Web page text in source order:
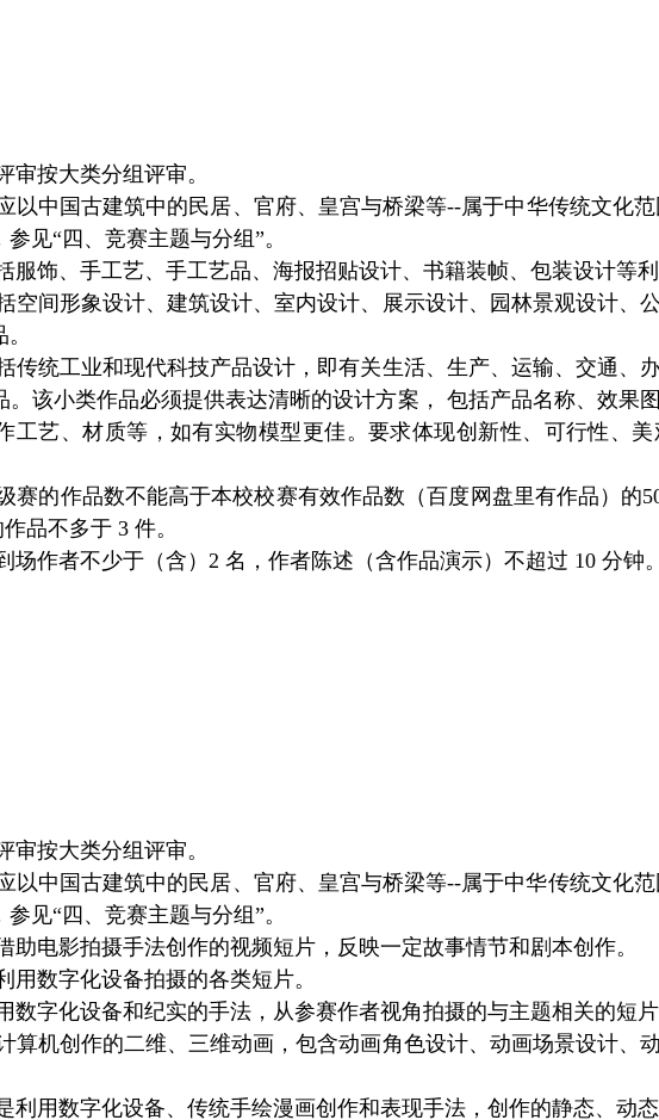
审按大类分组评审。
以中国古建筑中的民居、官府、皇宫与桥梁等--属于中华传统文化
见“四、竞赛主题与分组”。
服饰、手工艺、手工艺品、海报招贴设计、书籍装帧、包装设计等
空间形象设计、建筑设计、室内设计、展示设计、园林景观设计、
传统工业和现代科技产品设计，即有关生活、生产、运输、交通、
该小类作品必须提供表达清晰的设计方案， 包括产品名称、效果
工艺、材质等，如有实物模型更佳。要求体现创新性、可行性、
赛的作品数不能高于本校校赛有效作品数（百度网盘里有作品）的
品不多于 3 件。
场作者不少于（含）2 名，作者陈述（含作品演示）不超过 10 分钟。
审按大类分组评审。
以中国古建筑中的民居、官府、皇宫与桥梁等--属于中华传统文化
见“四、竞赛主题与分组”。
助电影拍摄手法创作的视频短片，反映一定故事情节和剧本创作。
用数字化设备拍摄的各类短片。
数字化设备和纪实的手法，从参赛作者视角拍摄的与主题相关的短片
算机创作的二维、三维动画，包含动画角色设计、动画场景设计、
利用数字化设备、传统手绘漫画创作和表现手法，创作的静态、动